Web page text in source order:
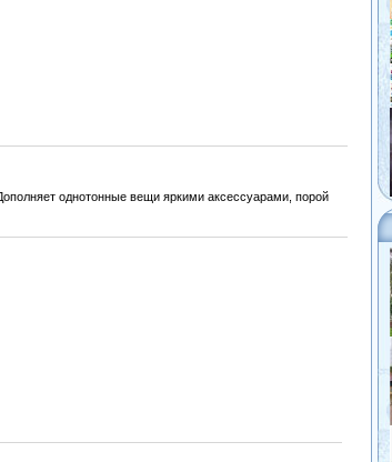
однотонные вещи яркими аксессуарами, порой